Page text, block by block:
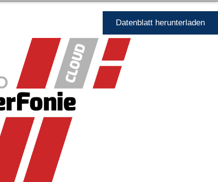
Datenblatt herunterladen